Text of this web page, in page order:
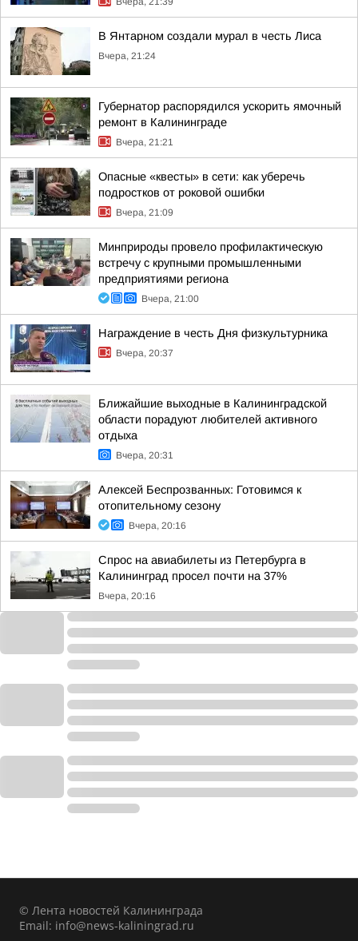
В Янтарном создали мурал в честь Лиса
Вчера, 21:24
Губернатор распорядился ускорить ямочный
ремонт в Калининграде
Вчера, 21:21
Опасные «квесты» в сети: как уберечь
подростков от роковой ошибки
Вчера, 21:09
Минприроды провело профилактическую
встречу с крупными промышленными
предприятиями региона
Вчера, 21:00
Награждение в честь Дня физкультурника
Вчера, 20:37
Ближайшие выходные в Калининградской
области порадуют любителей активного
отдыха
Вчера, 20:31
Алексей Беспрозванных: Готовимся к
отопительному сезону
Вчера, 20:16
Спрос на авиабилеты из Петербурга в
Калининград просел почти на 37%
Вчера, 20:16
© Лента новостей Калининграда
Email: info@news-kaliningrad.ru